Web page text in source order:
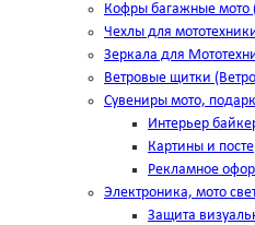
Кофры багажные мото
Чехлы для
Зеркала для
Ветровые щитки
Сувениры мото,
Интерьер
Картины и
Рекламное
Электроника, мото
Защита